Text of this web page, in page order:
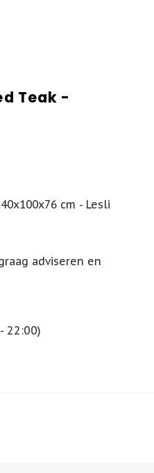
Teak -
cm - Lesli
adviseren en
22:00)